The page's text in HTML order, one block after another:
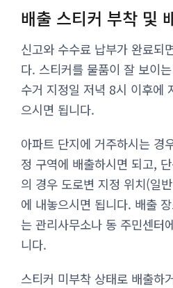
배출 스티커 부착 및
신고와 수수료 납부가 완료되
다. 스티커를 물품이 잘 보이
수거 지정일 저녁 8시 이후에
으시면 됩니다.
아파트 단지에 거주하시는 경
정 구역에 배출하시면 되고,
의 경우 도로변 지정 위치(일
에 내놓으시면 됩니다. 배출
는 관리사무소나 동 주민센터
니다.
스티커 미부착 상태로 배출하